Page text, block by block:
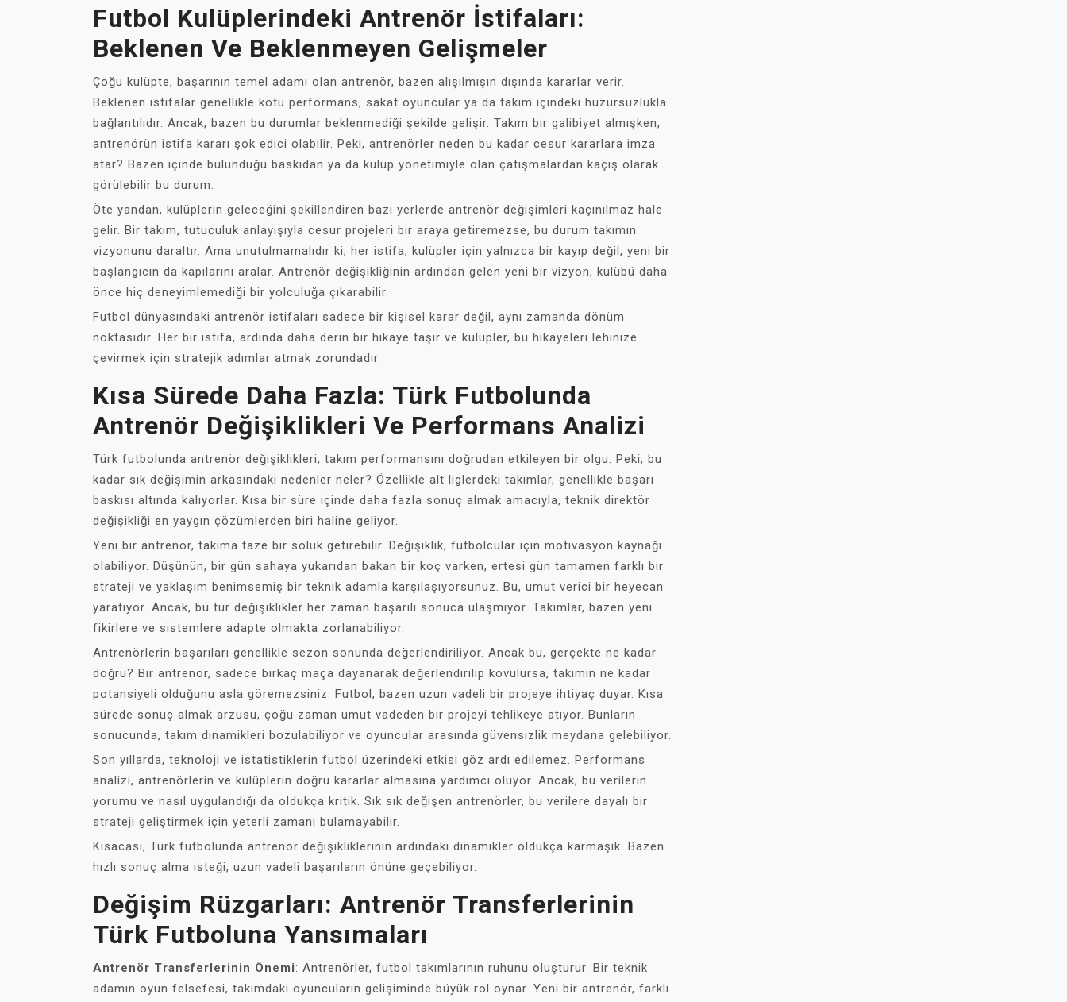
Futbol Kulüplerindeki Antrenör İstifaları:
Beklenen Ve Beklenmeyen Gelişmeler
Çoğu kulüpte, başarının temel adamı olan antrenör, bazen alışılmışın dışında kararlar verir.
Beklenen istifalar genellikle kötü performans, sakat oyuncular ya da takım içindeki huzursuzlukla
bağlantılıdır. Ancak, bazen bu durumlar beklenmediği şekilde gelişir. Takım bir galibiyet almışken,
antrenörün istifa kararı şok edici olabilir. Peki, antrenörler neden bu kadar cesur kararlara imza
atar? Bazen içinde bulunduğu baskıdan ya da kulüp yönetimiyle olan çatışmalardan kaçış olarak
görülebilir bu durum.
Öte yandan, kulüplerin geleceğini şekillendiren bazı yerlerde antrenör değişimleri kaçınılmaz hale
gelir. Bir takım, tutuculuk anlayışıyla cesur projeleri bir araya getiremezse, bu durum takımın
vizyonunu daraltır. Ama unutulmamalıdır ki; her istifa, kulüpler için yalnızca bir kayıp değil, yeni bir
başlangıcın da kapılarını aralar. Antrenör değişikliğinin ardından gelen yeni bir vizyon, kulübü daha
önce hiç deneyimlemediği bir yolculuğa çıkarabilir.
Futbol dünyasındaki antrenör istifaları sadece bir kişisel karar değil, aynı zamanda dönüm
noktasıdır. Her bir istifa, ardında daha derin bir hikaye taşır ve kulüpler, bu hikayeleri lehinize
çevirmek için stratejik adımlar atmak zorundadır.
Kısa Sürede Daha Fazla: Türk Futbolunda
Antrenör Değişiklikleri Ve Performans Analizi
Türk futbolunda antrenör değişiklikleri, takım performansını doğrudan etkileyen bir olgu. Peki, bu
kadar sık değişimin arkasındaki nedenler neler? Özellikle alt liglerdeki takımlar, genellikle başarı
baskısı altında kalıyorlar. Kısa bir süre içinde daha fazla sonuç almak amacıyla, teknik direktör
değişikliği en yaygın çözümlerden biri haline geliyor.
Yeni bir antrenör, takıma taze bir soluk getirebilir. Değişiklik, futbolcular için motivasyon kaynağı
olabiliyor. Düşünün, bir gün sahaya yukarıdan bakan bir koç varken, ertesi gün tamamen farklı bir
strateji ve yaklaşım benimsemiş bir teknik adamla karşılaşıyorsunuz. Bu, umut verici bir heyecan
yaratıyor. Ancak, bu tür değişiklikler her zaman başarılı sonuca ulaşmıyor. Takımlar, bazen yeni
fikirlere ve sistemlere adapte olmakta zorlanabiliyor.
Antrenörlerin başarıları genellikle sezon sonunda değerlendiriliyor. Ancak bu, gerçekte ne kadar
doğru? Bir antrenör, sadece birkaç maça dayanarak değerlendirilip kovulursa, takımın ne kadar
potansiyeli olduğunu asla göremezsiniz. Futbol, bazen uzun vadeli bir projeye ihtiyaç duyar. Kısa
sürede sonuç almak arzusu, çoğu zaman umut vadeden bir projeyi tehlikeye atıyor. Bunların
sonucunda, takım dinamikleri bozulabiliyor ve oyuncular arasında güvensizlik meydana gelebiliyor.
Son yıllarda, teknoloji ve istatistiklerin futbol üzerindeki etkisi göz ardı edilemez. Performans
analizi, antrenörlerin ve kulüplerin doğru kararlar almasına yardımcı oluyor. Ancak, bu verilerin
yorumu ve nasıl uygulandığı da oldukça kritik. Sık sık değişen antrenörler, bu verilere dayalı bir
strateji geliştirmek için yeterli zamanı bulamayabilir.
Kısacası, Türk futbolunda antrenör değişikliklerinin ardındaki dinamikler oldukça karmaşık. Bazen
hızlı sonuç alma isteği, uzun vadeli başarıların önüne geçebiliyor.
Değişim Rüzgarları: Antrenör Transferlerinin
Türk Futboluna Yansımaları
Antrenör Transferlerinin Önemi: Antrenörler, futbol takımlarının ruhunu oluşturur. Bir teknik
adamın oyun felsefesi, takımdaki oyuncuların gelişiminde büyük rol oynar. Yeni bir antrenör, farklı